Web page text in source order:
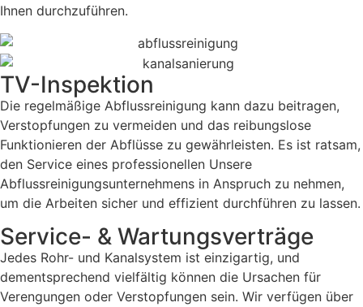
Ihnen durchzuführen.
TV-Inspektion
Die regelmäßige Abflussreinigung kann dazu beitragen,
Verstopfungen zu vermeiden und das reibungslose
Funktionieren der Abflüsse zu gewährleisten. Es ist ratsam,
den Service eines professionellen Unsere
Abflussreinigungsunternehmens in Anspruch zu nehmen,
um die Arbeiten sicher und effizient durchführen zu lassen.
Service- & Wartungsverträge
Jedes Rohr- und Kanalsystem ist einzigartig, und
dementsprechend vielfältig können die Ursachen für
Verengungen oder Verstopfungen sein. Wir verfügen über